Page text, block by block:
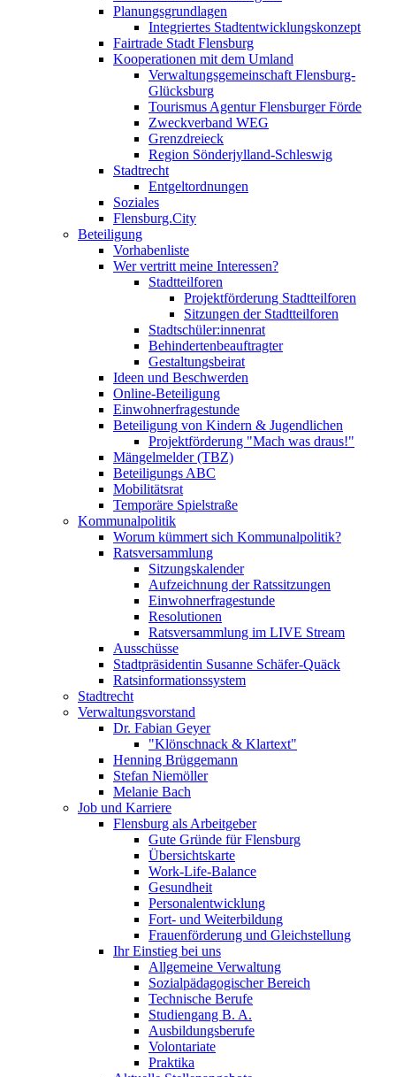
Planungsgrundlagen
Integriertes Stadtentwicklungskonzept
Fairtrade Stadt Flensburg
Kooperationen mit dem Umland
Verwaltungsgemeinschaft Flensburg-
Glücksburg
Tourismus Agentur Flensburger Förde
Zweckverband WEG
Grenzdreieck
Region Sönderjylland-Schleswig
Stadtrecht
Entgeltordnungen
Soziales
Flensburg.City
Beteiligung
Vorhabenliste
Wer vertritt meine Interessen?
Stadtteilforen
Projektförderung Stadtteilforen
Sitzungen der Stadtteilforen
Stadtschüler:innenrat
Behindertenbeauftragter
Gestaltungsbeirat
Ideen und Beschwerden
Online-Beteiligung
Einwohnerfragestunde
Beteiligung von Kindern & Jugendlichen
Projektförderung "Mach was draus!"
Mängelmelder (TBZ)
Beteiligungs ABC
Mobilitätsrat
Temporäre Spielstraße
Kommunalpolitik
Worum kümmert sich Kommunalpolitik?
Ratsversammlung
Sitzungskalender
Aufzeichnung der Ratssitzungen
Einwohnerfragestunde
Resolutionen
Ratsversammlung im LIVE Stream
Ausschüsse
Stadtpräsidentin Susanne Schäfer-Quäck
Ratsinformationssystem
Stadtrecht
Verwaltungsvorstand
Dr. Fabian Geyer
"Klönschnack & Klartext"
Henning Brüggemann
Stefan Niemöller
Melanie Bach
Job und Karriere
Flensburg als Arbeitgeber
Gute Gründe für Flensburg
Übersichtskarte
Work-Life-Balance
Gesundheit
Personalentwicklung
Fort- und Weiterbildung
Frauenförderung und Gleichstellung
Ihr Einstieg bei uns
Allgemeine Verwaltung
Sozialpädagogischer Bereich
Technische Berufe
Studiengang B. A.
Ausbildungsberufe
Volontariate
Praktika